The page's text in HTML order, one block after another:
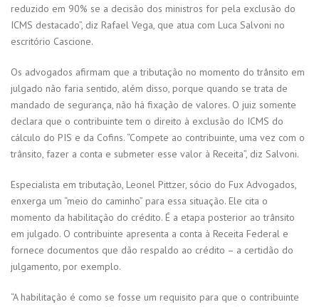
reduzido em 90% se a decisão dos ministros for pela exclusão do
ICMS destacado”, diz Rafael Vega, que atua com Luca Salvoni no
escritório Cascione.
Os advogados afirmam que a tributação no momento do trânsito em
julgado não faria sentido, além disso, porque quando se trata de
mandado de segurança, não há fixação de valores. O juiz somente
declara que o contribuinte tem o direito à exclusão do ICMS do
cálculo do PIS e da Cofins. “Compete ao contribuinte, uma vez com o
trânsito, fazer a conta e submeter esse valor à Receita”, diz Salvoni.
Especialista em tributação, Leonel Pittzer, sócio do Fux Advogados,
enxerga um “meio do caminho” para essa situação. Ele cita o
momento da habilitação do crédito. É a etapa posterior ao trânsito
em julgado. O contribuinte apresenta a conta à Receita Federal e
fornece documentos que dão respaldo ao crédito – a certidão do
julgamento, por exemplo.
“A habilitação é como se fosse um requisito para que o contribuinte